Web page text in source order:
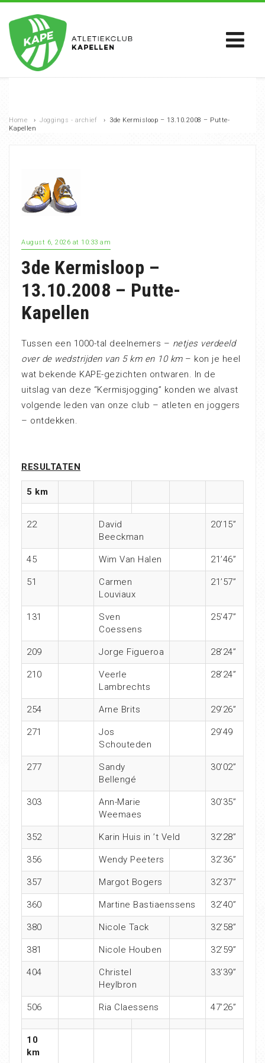
Home › Joggings - archief › 3de Kermisloop – 13.10.2008 – Putte-
Kapellen
August 6, 2026 at 10:33 am
3de Kermisloop –
13.10.2008 – Putte-
Kapellen
Tussen een 1000-tal deelnemers – netjes verdeeld
over de wedstrijden van 5 km en 10 km– kon je heel
wat bekende KAPE-gezichten ontwaren. In de
uitslag van deze “Kermisjogging” konden we alvast
volgende leden van onze club – atleten en joggers
– ontdekken.
RESULTATEN
5 km
22
David
Beeckman
20’15”
45 Wim Van Halen 21’46”
51
Carmen
Louviaux
21’57”
131
Sven
Coessens
25’47”
209 Jorge Figueroa 28’24”
210
Veerle
Lambrechts
28’24”
254 Arne Brits 29’26”
271
Jos
Schouteden
29’49
277
Sandy
Bellengé
30’02”
303
Ann-Marie
Weemaes
30’35”
352 Karin Huis in ’t Veld 32’28”
356 Wendy Peeters 32’36”
357 Margot Bogers 32’37”
360 Martine Bastiaenssens 32’40”
380 Nicole Tack 32’58”
381 Nicole Houben 32’59”
404
Christel
Heylbron
33’39”
506 Ria Claessens 47’26”
10
km